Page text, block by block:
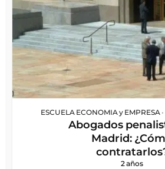
ESCUELA ECONOMIA y EMPRESA •
Abogados
Madrid:
2 años